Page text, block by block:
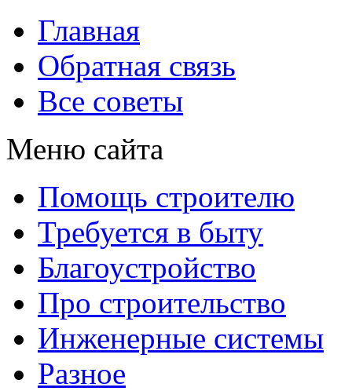
Главная
Обратная связь
Все советы
Меню сайта
Помощь строителю
Требуется в быту
Благоустройство
Про строительство
Инженерные системы
Разное